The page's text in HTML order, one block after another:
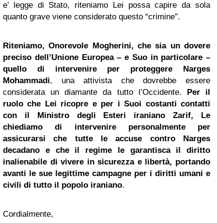
e’ legge di Stato, riteniamo Lei possa capire da sola
quanto grave viene considerato questo “crimine”.
Riteniamo, Onorevole Mogherini, che sia un dovere
preciso dell’Unione Europea – e Suo in particolare –
quello di intervenire per proteggere Narges
Mohammadi, una attivista che dovrebbe essere
considerata un diamante da tutto l’Occidente.
Per il
ruolo che Lei ricopre e per i Suoi costanti contatti
con il Ministro degli Esteri iraniano Zarif, Le
chiediamo di intervenire personalmente per
assicurarsi che tutte le accuse contro Narges
decadano e che il regime le garantisca il diritto
inalienabile di vivere in sicurezza e libertà, portando
avanti le sue legittime campagne per i diritti umani e
civili di tutto il popolo iraniano.
Cordialmente,